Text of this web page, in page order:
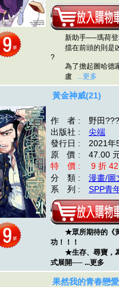
新助手──瑪荷登
擋在前頭的則是
?
為了擔起圖哈德
盧 ...更多
黃金神威(21)
作 者 : 野田???
出版社 : 尖端
發行日 : 2021年
原 價 : 47.00
特 價 : 9 折
分 類 : 漫畫/圖
系 列 : SPP青
★眾所期待的《黃
功！！！
★生存、尋寶，為
式展開── ...更多
果然我的青春戀